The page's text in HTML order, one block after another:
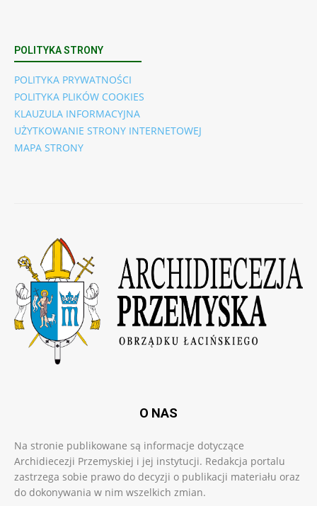
POLITYKA STRONY
POLITYKA PRYWATNOŚCI
POLITYKA PLIKÓW COOKIES
KLAUZULA INFORMACYJNA
UŻYTKOWANIE STRONY INTERNETOWEJ
MAPA STRONY
O NAS
Na stronie publikowane są informacje dotyczące
Archidiecezji Przemyskiej i jej instytucji. Redakcja portalu
zastrzega sobie prawo do decyzji o publikacji materiału oraz
do dokonywania w nim wszelkich zmian.